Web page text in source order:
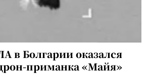
в Болгарии оказался
приманка «Майя»